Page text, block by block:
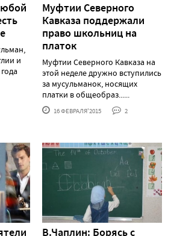
и
Муфтии Северного
Кавказа поддержали
право школьниц на
платок
Муфтии Северного Кавказа на
этой неделе дружно вступились
за мусульманок, носящих
платки в общеобраз......
16 ФЕВРАЛЯ'2015 2
В.Чаплин: Борясь с